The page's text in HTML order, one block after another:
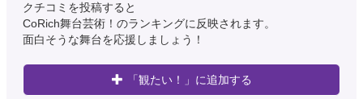
クチコミを投稿すると
CoRich舞台芸術！のランキングに反映されます。
面白そうな舞台を応援しましょう！
「観たい！」に追加する